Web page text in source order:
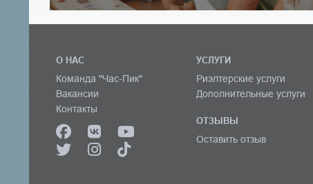
О НАС
Команда "Час-Пик"
Вакансии
Контакты
УСЛУГИ
Риэлтерские услуги
Дополнительные услуги
ОТЗЫВЫ
Оставить отзыв